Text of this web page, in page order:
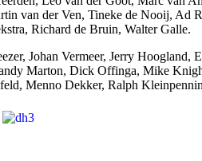
van der Ven, Tineke de Nooij, Ad
Richard de Bruin, Walter Galle.
Johan Vermeer, Jerry Hoogland,
Marton, Dick Offinga, Mike
Menno Dekker, Ralph